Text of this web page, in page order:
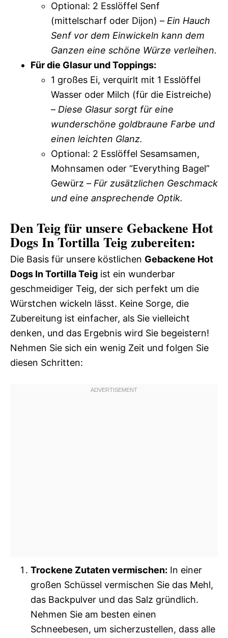
Optional: 2 Esslöffel Senf
(mittelscharf oder Dijon) – Ein Hauch
Senf vor dem Einwickeln kann dem
Ganzen eine schöne Würze verleihen.
Für die Glasur und Toppings:
1 großes Ei, verquirlt mit 1 Esslöffel
Wasser oder Milch (für die Eistreiche)
– Diese Glasur sorgt für eine
wunderschöne goldbraune Farbe und
einen leichten Glanz.
Optional: 2 Esslöffel Sesamsamen,
Mohnsamen oder “Everything Bagel”
Gewürz – Für zusätzlichen Geschmack
und eine ansprechende Optik.
Den Teig für unsere Gebackene Hot
Dogs In Tortilla Teig zubereiten:
Die Basis für unsere köstlichen Gebackene Hot
Dogs In Tortilla Teig ist ein wunderbar
geschmeidiger Teig, der sich perfekt um die
Würstchen wickeln lässt. Keine Sorge, die
Zubereitung ist einfacher, als Sie vielleicht
denken, und das Ergebnis wird Sie begeistern!
Nehmen Sie sich ein wenig Zeit und folgen Sie
diesen Schritten:
Trockene Zutaten vermischen: In einer
großen Schüssel vermischen Sie das Mehl,
das Backpulver und das Salz gründlich.
Nehmen Sie am besten einen
Schneebesen, um sicherzustellen, dass alle